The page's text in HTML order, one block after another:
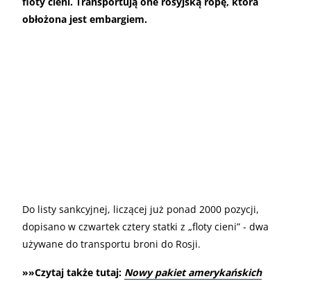
obłożona jest embargiem.
Do listy sankcyjnej, liczącej już ponad 2000 pozycji,
dopisano w czwartek cztery statki z „floty cieni” - dwa
używane do transportu broni do Rosji.
»»Czytaj także tutaj: Nowy pakiet amerykańskich